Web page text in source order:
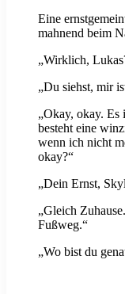
Eine
mahnend beim
„Wirklich,
„Du siehst, mir
„Okay, okay. Es
besteht eine
wenn ich nicht
okay?“
„Dein Ernst,
„Gleich
Fußweg.“
„Wo bist du